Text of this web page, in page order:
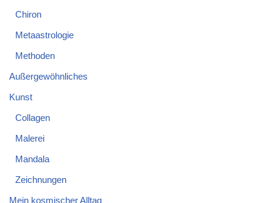
Chiron
Metaastrologie
Methoden
Außergewöhnliches
Kunst
Collagen
Malerei
Mandala
Zeichnungen
Mein kosmischer Alltag